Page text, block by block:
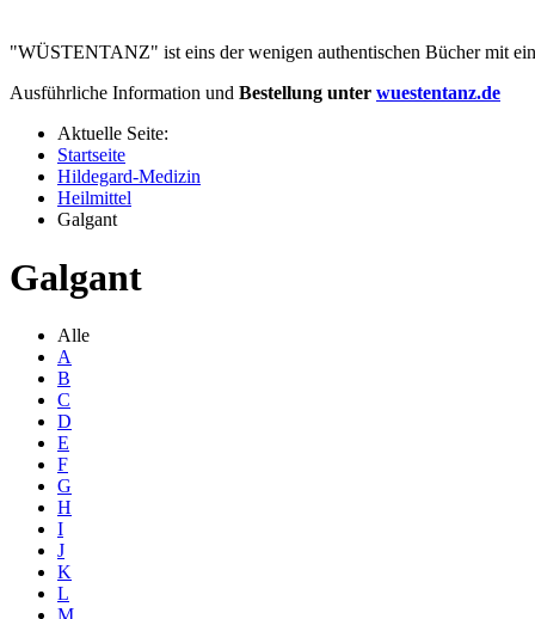
"WÜSTENTANZ" ist eins der wenigen authentischen Bücher mit
Ausführliche Information und Bestellung unter wuestentanz.de
Aktuelle Seite:
Startseite
Hildegard-Medizin
Heilmittel
Galgant
Galgant
Alle
A
B
C
D
E
F
G
H
I
J
K
L